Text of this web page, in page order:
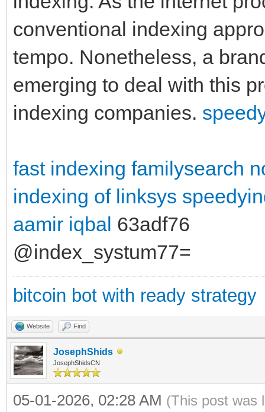
conventional indexing
tempo. Nonetheless, a
emerging to deal with this
indexing companies.
fast indexing familysearch
indexing of linksys
aamir iqbal 63adf76
@index_systum77=
bitcoin bot with ready strategy
Website Find
JosephShids
JosephShidsCN
05-01-2026, 02:28 AM (This post was